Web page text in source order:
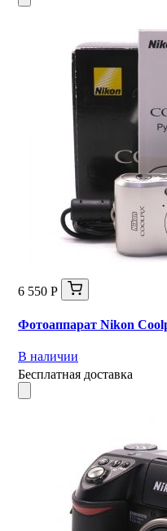
6 550 Р
Фотоаппарат Nikon
В наличии
Бесплатная доставка